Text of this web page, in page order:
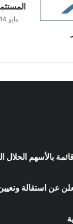
مايو 14, 2026
بالأسهم الحلال
عن استقالة